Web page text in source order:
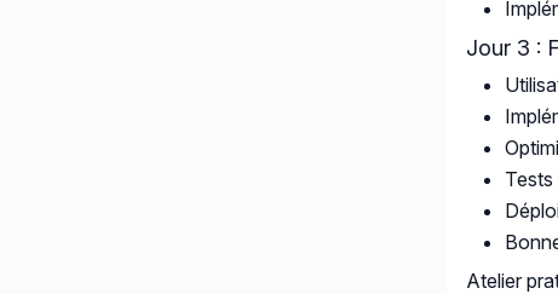
Jour 3 :
Atelier